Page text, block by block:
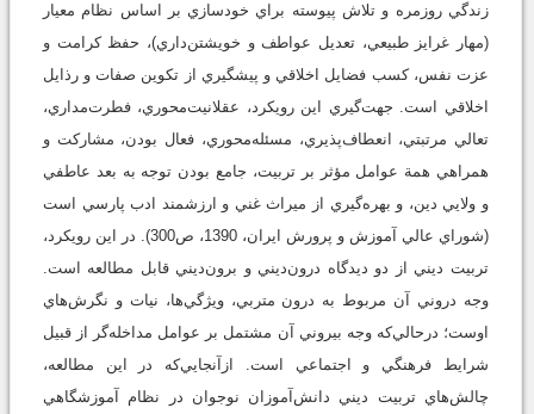
زندگي روزمره و تلاش پيوسته براي خودسازي بر اساس نظام معيار
(مهار غرايز طبيعي، تعديل عواطف و خويشتن‌داري)، حفظ كرامت و
عزت نفس، كسب فضايل اخلاقي و پيشگيري از تكوين صفات و رذايل
اخلاقي است. جهت‌گيري اين رويكرد، عقلانيت‌محوري، فطرت‌مداري،
تعالي مرتبتي، انعطاف‌پذيري، مسئله‌محوري، فعال بودن، مشاركت و
همراهي همة عوامل مؤثر بر تربيت، جامع بودن توجه به بعد عاطفي
و ولايي دين، و بهره‌گيري از ميراث غني و ارزشمند ادب پارسي است
(شوراي عالي آموزش و پرورش ايران، 1390، ص300). در اين رويکرد،
تربيت ديني از دو ديدگاه درون‌ديني و برون‌ديني قابل مطالعه است.
وجه دروني آن مربوط به درون متربي، ويژگي‌ها، نيات و نگرش‌هاي
اوست؛ درحالي‌که وجه بيروني آن مشتمل بر عوامل مداخله‌گر از قبيل
شرايط فرهنگي و اجتماعي است. ازآنجايي‌که در اين مطالعه،
چالش‌هاي تربيت ديني دانش‌آموزان نوجوان در نظام آموزشگاهي